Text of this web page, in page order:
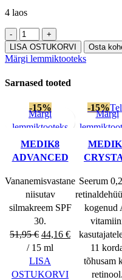
4 laos
MEDIK8
CRYSTAL
RETINAL
CERAMIDE
10
LISA OSTUKORVI Osta
Märgi lemmiktooteks
Sarnased tooted
-15%
Märgi
lemmiktooteks
MEDIK8
ADVANCED
PROTECT SPF
30
Vananemisvastane
niisutav
silmakreem SPF
30.
51,95€ Algne
hind
oli:
51,95 €.
44,16 €Current
44,16 €.
/ 15 ml
LISA
OSTUKORVI
-15%
Märgi
Seerum
kogenud
11
tõhusam
retinool.